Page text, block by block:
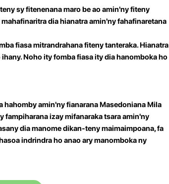
sy fitenenana maro be ao amin'ny fiteny
dia hianatra amin'ny fahafinaretana
fiasa mitrandrahana fiteny tanteraka. Hianatra
Noho ity fomba fiasa ity dia hanomboka ho
hahomby amin'ny fianarana MasedonianaMila
fampiharana izay mifanaraka tsara amin'ny
dia manome dikan-teny maimaimpoana, fa
indrindra ho anao ary manomboka ny